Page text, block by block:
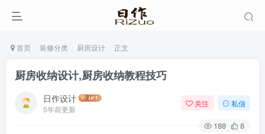
首页 装修分类 厨房设计 正文
厨房收纳设计,厨房收纳教程技巧
日作设计
5年前更新
关注 私信
188 8